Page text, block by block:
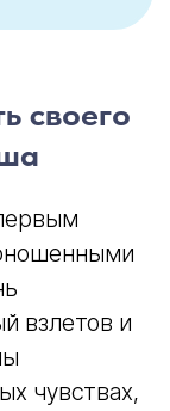
своего
взлетов и
чувствах,